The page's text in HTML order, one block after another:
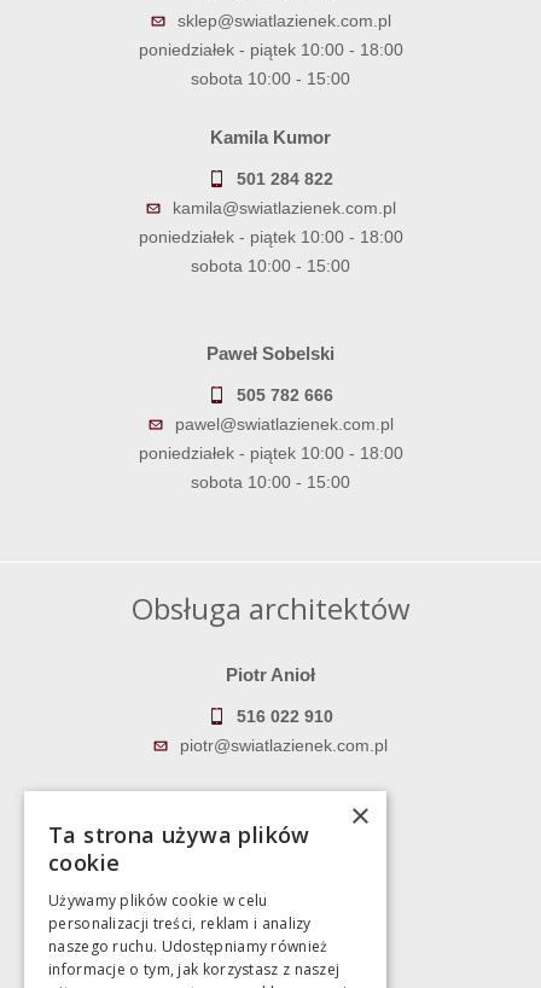
sklep@swiatlazienek.com.pl
poniedziałek - piątek 10:00 - 18:00
sobota 10:00 - 15:00
Kamila Kumor
501 284 822
kamila@swiatlazienek.com.pl
poniedziałek - piątek 10:00 - 18:00
sobota 10:00 - 15:00
Paweł Sobelski
505 782 666
pawel@swiatlazienek.com.pl
poniedziałek - piątek 10:00 - 18:00
sobota 10:00 - 15:00
Obsługa architektów
Piotr Anioł
516 022 910
piotr@swiatlazienek.com.pl
783 043 083
Magazyn
×
Ta strona używa plików
cookie
Używamy plików cookie w celu
personalizacji treści, reklam i analizy
naszego ruchu. Udostępniamy również
informacje o tym, jak korzystasz z naszej